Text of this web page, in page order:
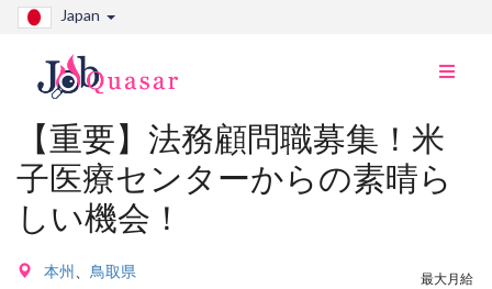
Japan
ナ
り
え
【重要】法務顧問職募集！米
子医療センターからの素晴ら
しい機会！
本州
鳥取県
最大月給